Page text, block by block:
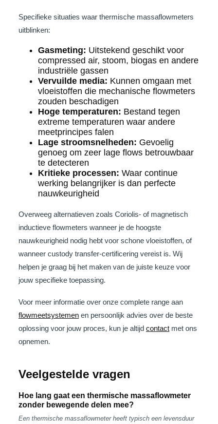
Specifieke situaties waar thermische massaflowmeters
uitblinken:
Gasmeting: Uitstekend geschikt voor
compressed air, stoom, biogas en andere
industriële gassen
Vervuilde media: Kunnen omgaan met
vloeistoffen die mechanische flowmeters
zouden beschadigen
Hoge temperaturen: Bestand tegen
extreme temperaturen waar andere
meetprincipes falen
Lage stroomsnelheden: Gevoelig
genoeg om zeer lage flows betrouwbaar
te detecteren
Kritieke processen: Waar continue
werking belangrijker is dan perfecte
nauwkeurigheid
Overweeg alternatieven zoals Coriolis- of magnetisch
inductieve flowmeters wanneer je de hoogste
nauwkeurigheid nodig hebt voor schone vloeistoffen, of
wanneer custody transfer-certificering vereist is. Wij
helpen je graag bij het maken van de juiste keuze voor
jouw specifieke toepassing.
Voor meer informatie over onze complete range aan
flowmeetsystemen en persoonlijk advies over de beste
oplossing voor jouw proces, kun je altijd contact met ons
opnemen.
Veelgestelde vragen
Hoe lang gaat een thermische massaflowmeter
zonder bewegende delen mee?
Een thermische massaflowmeter heeft typisch een levensduur